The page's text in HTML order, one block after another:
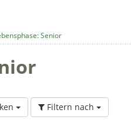
Senior
Filtern nach